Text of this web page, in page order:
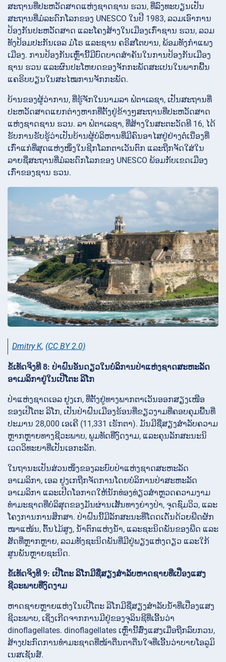
ສະຖານທີ່ປະຫວັດສາດແຫ່ງຊາດຊານ ຮວນ, ທີ່ລົງທະບຽນເປັນ
ສະຖານທີ່ມໍລະດົກໂລກຂອງ UNESCO ໃນປີ 1983, ລວມເອົາການ
ປ້ອງກັນປະຫວັດສາດ ແລະໂຄງສ້າງໃນເມືອງເກົ່າຊານ ຮວນ, ລວມ
ທັງປ້ອມປະກັນເອລ ມໍໂຣ ແລະຊານ ຄຣິສໂຕບານ, ພ້ອມທັງກຳແພງ
ເມືອງ. ການປ້ອງກັນເຫຼົ່ານີ້ມີບົດບາດສຳຄັນໃນການປ້ອງກັນເມືອງ
ຊານ ຮວນ ແລະຜົນປະໂຫຍດຂອງຈັກກະພັດສະເປນໃນພາກພື້ນ
ແຄຣິບບຽນໃນສະໄໝການຈັກກະພັດ.
ບ້ານຂອງຜູ້ວ່າການ, ທີ່ຮູ້ຈັກໃນນາມລາ ຟໍຕາເລຊາ, ເປັນສະຖານທີ່
ປະຫວັດສາດແຍກຕ່າງຫາກທີ່ຕັ້ງຢູ່ຂ້າງໆສະຖານທີ່ປະຫວັດສາດ
ແຫ່ງຊາດຊານ ຮວນ. ລາ ຟໍຕາເລຊາ, ທີ່ສ້າງໃນສະຕະວັດທີ 16, ໄດ້
ຮັບການຮັບຮູ້ວ່າເປັນບ້ານຜູ້ບໍລິຫານທີ່ມີຄົນອາໄສຢູ່ຢ່າງຕໍ່ເນື່ອງທີ່
ເກົ່າແກ່ທີ່ສຸດແຫ່ງໜຶ່ງໃນຊີກໂລກຕາເວັນຕົກ ແລະຖືກຈັດໃສ່ໃນ
ລາຍຊື່ສະຖານທີ່ມໍລະດົກໂລກຂອງ UNESCO ພ້ອມກັບເຂດເມືອງ
ເກົ່າຂອງຊານ ຮວນ.
Dmitry K, (CC BY 2.0)
ຂໍ້ເທັດຈິງທີ 8: ປ່າຝົນອັນດຽວໃນບໍລິການປ່າແຫ່ງຊາດສະຫະລັດ
ອາເມລິກາຢູ່ໃນເປີໂຕະ ລິໂກ
ປ່າແຫ່ງຊາດເອລ ຢູງເກ, ທີ່ຕັ້ງຢູ່ທາງພາກຕາເວັນອອກສຽງເໜືອ
ຂອງເປີໂຕະ ລິໂກ, ເປັນປ່າຝົນເມືອງຮ້ອນທີ່ຂຽວງາມທີ່ຄອບຄຸມພື້ນທີ່
ປະມານ 28,000 ເອເຄີ (11,331 ເຮັກຕາ). ມັນມີຊື່ສຽງສຳລັບຄວາມ
ຫຼາກຫຼາຍທາງຊີວະພາບ, ພູມທັດທີ່ງົດງາມ, ແລະຄຸນລັກສະນະນິ
ເວດວິທະຍາທີ່ເປັນເອກະລັກ.
ໃນຖານະເປັນສ່ວນໜຶ່ງຂອງລະບົບປ່າແຫ່ງຊາດສະຫະລັດ
ອາເມລິກາ, ເອລ ຢູງເກຖືກຈັດການໂດຍບໍລິການປ່າສະຫະລັດ
ອາເມລິກາ ແລະເປີດໂອກາດໃຫ້ນັກທ່ອງທ່ຽວສຳຫຼວດຄວາມງາມ
ທຳມະຊາດທີ່ບໍລິສຸດຂອງມັນຜ່ານເສັ້ນທາງຍ່າງປ່າ, ຈຸດຊົມວິວ, ແລະ
ໂຄງການການສຶກສາ. ປ່າຝົນນີ້ມີລັກສະນະທີ່ໂດດເດັ່ນດ້ວຍພືດຜັກ
ໜາແໜ້ນ, ຕົ້ນໄມ້ສູງ, ນ້ຳຕົກແຫ່ງນ້ຳ, ແລະຊະນິດພັນຂອງພືດ ແລະ
ສັດທີ່ຫຼາກຫຼາຍ, ລວມທັງຊະນິດພັນທີ່ມີຢູ່ພຽງແຫ່ງດຽວ ແລະໃກ້
ສູນພັນຫຼາຍຊະນິດ.
ຂໍ້ເທັດຈິງທີ 9: ເປີໂຕະ ລິໂກມີຊື່ສຽງສຳລັບຫາດຊາຍທີ່ເປື່ອງແສງ
ຊີວະພາບທີ່ງົດງາມ
ຫາດຊາຍຫຼາຍແຫ່ງໃນເປີໂຕະ ລິໂກມີຊື່ສຽງສຳລັບນ້ຳທີ່ເປື່ອງແສງ
ຊີວະພາບ, ເຊິ່ງເກີດຈາກການມີຢູ່ຂອງຈຸລິນຊີທີ່ເອີ້ນວ່າ
dinoflagellates. dinoflagellates ເຫຼົ່ານີ້ສົ່ງແສງເມື່ອຖືກລົບກວນ,
ສ້າງປະກົດການທຳມະຊາດທີ່ໜ້າຕື່ນຕາຕື່ນໃຈທີ່ເອີ້ນວ່າບາຍໂອລູມິ
ເນສເຊັນສ໌.